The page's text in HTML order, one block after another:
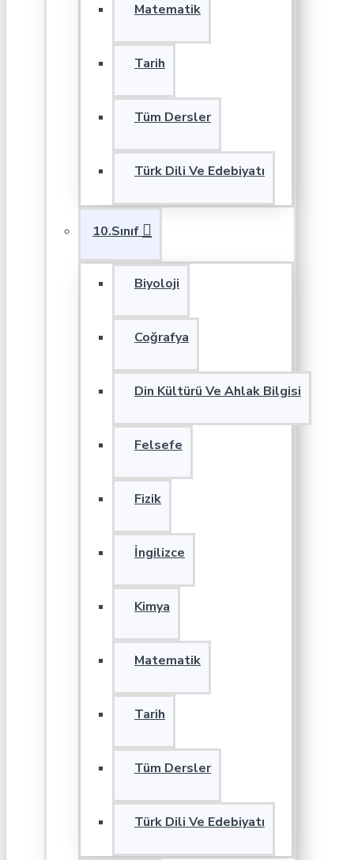
Matematik
Tarih
Tüm Dersler
Türk Dili Ve Edebiyatı
10.Sınıf
Biyoloji
Coğrafya
Din Kültürü Ve Ahlak Bilgisi
Felsefe
Fizik
İngilizce
Kimya
Matematik
Tarih
Tüm Dersler
Türk Dili Ve Edebiyatı